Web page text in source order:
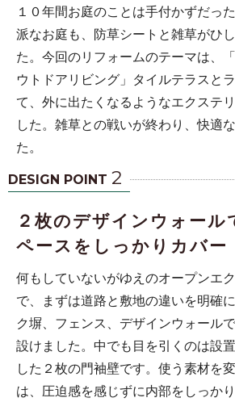
１０年間お庭のことは手付かずだっ
派なお庭も、防草シートと雑草がひ
た。今回のリフォームのテーマは、
ウトドアリビング」タイルテラスと
て、外に出たくなるようなエクステ
した。雑草との戦いが終わり、快適
た。
DESIGN POINT 2
２枚のデザインウォール
ペースをしっかりカバー
何もしていないがゆえのオープンエ
で、まずは道路と敷地の違いを明確
ク塀、フェンス、デザインウォール
設けました。中でも目を引くのは設
した２枚の門袖壁です。使う素材を
は、圧迫感を感じずに内部をしっか